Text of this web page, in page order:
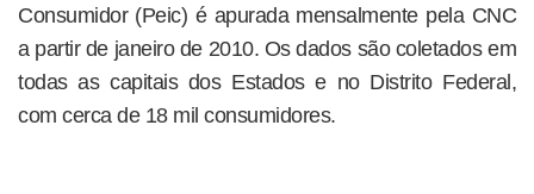
Consumidor (Peic) é apurada mensalmente pela CNC
a partir de janeiro de 2010. Os dados são coletados em
todas as capitais dos Estados e no Distrito Federal,
com cerca de 18 mil consumidores.